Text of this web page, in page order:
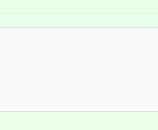
動會8/
池舉行。
戶享有免